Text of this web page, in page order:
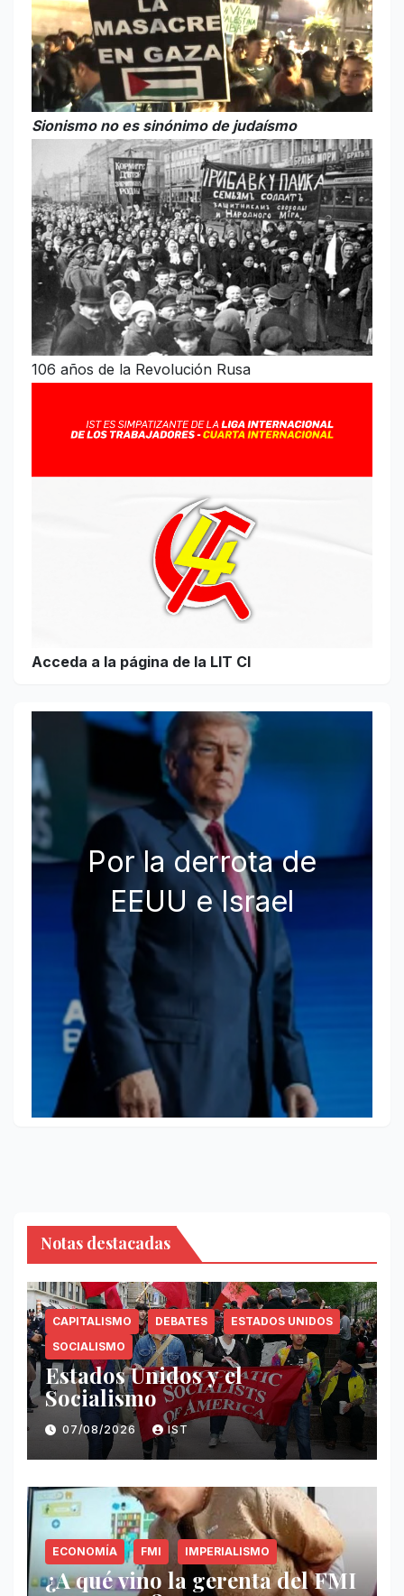
Sionismo no es sinónimo de judaísmo
106 años de la Revolución Rusa
Acceda a la página de la LIT CI
Por la derrota de
EEUU e Israel
Notas destacadas
CAPITALISMO DEBATES
ESTADOS UNIDOS
SOCIALISMO
Estados Unidos y el
Socialismo
07/08/2026 IST
ECONOMÍA FMI IMPERIALISMO
¿A qué vino la gerenta del FMI